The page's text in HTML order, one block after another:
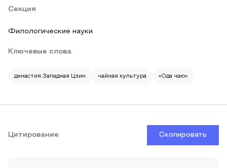
Секция
Филологические науки
Ключевые слова
династия Западная Цзин чайная культура «Ода чаю»
Цитирование Скопировать